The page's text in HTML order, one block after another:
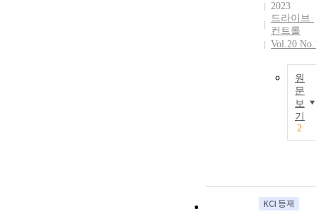
2023
드라이브·
컨트롤
Vol.20
원
문
보
기
2